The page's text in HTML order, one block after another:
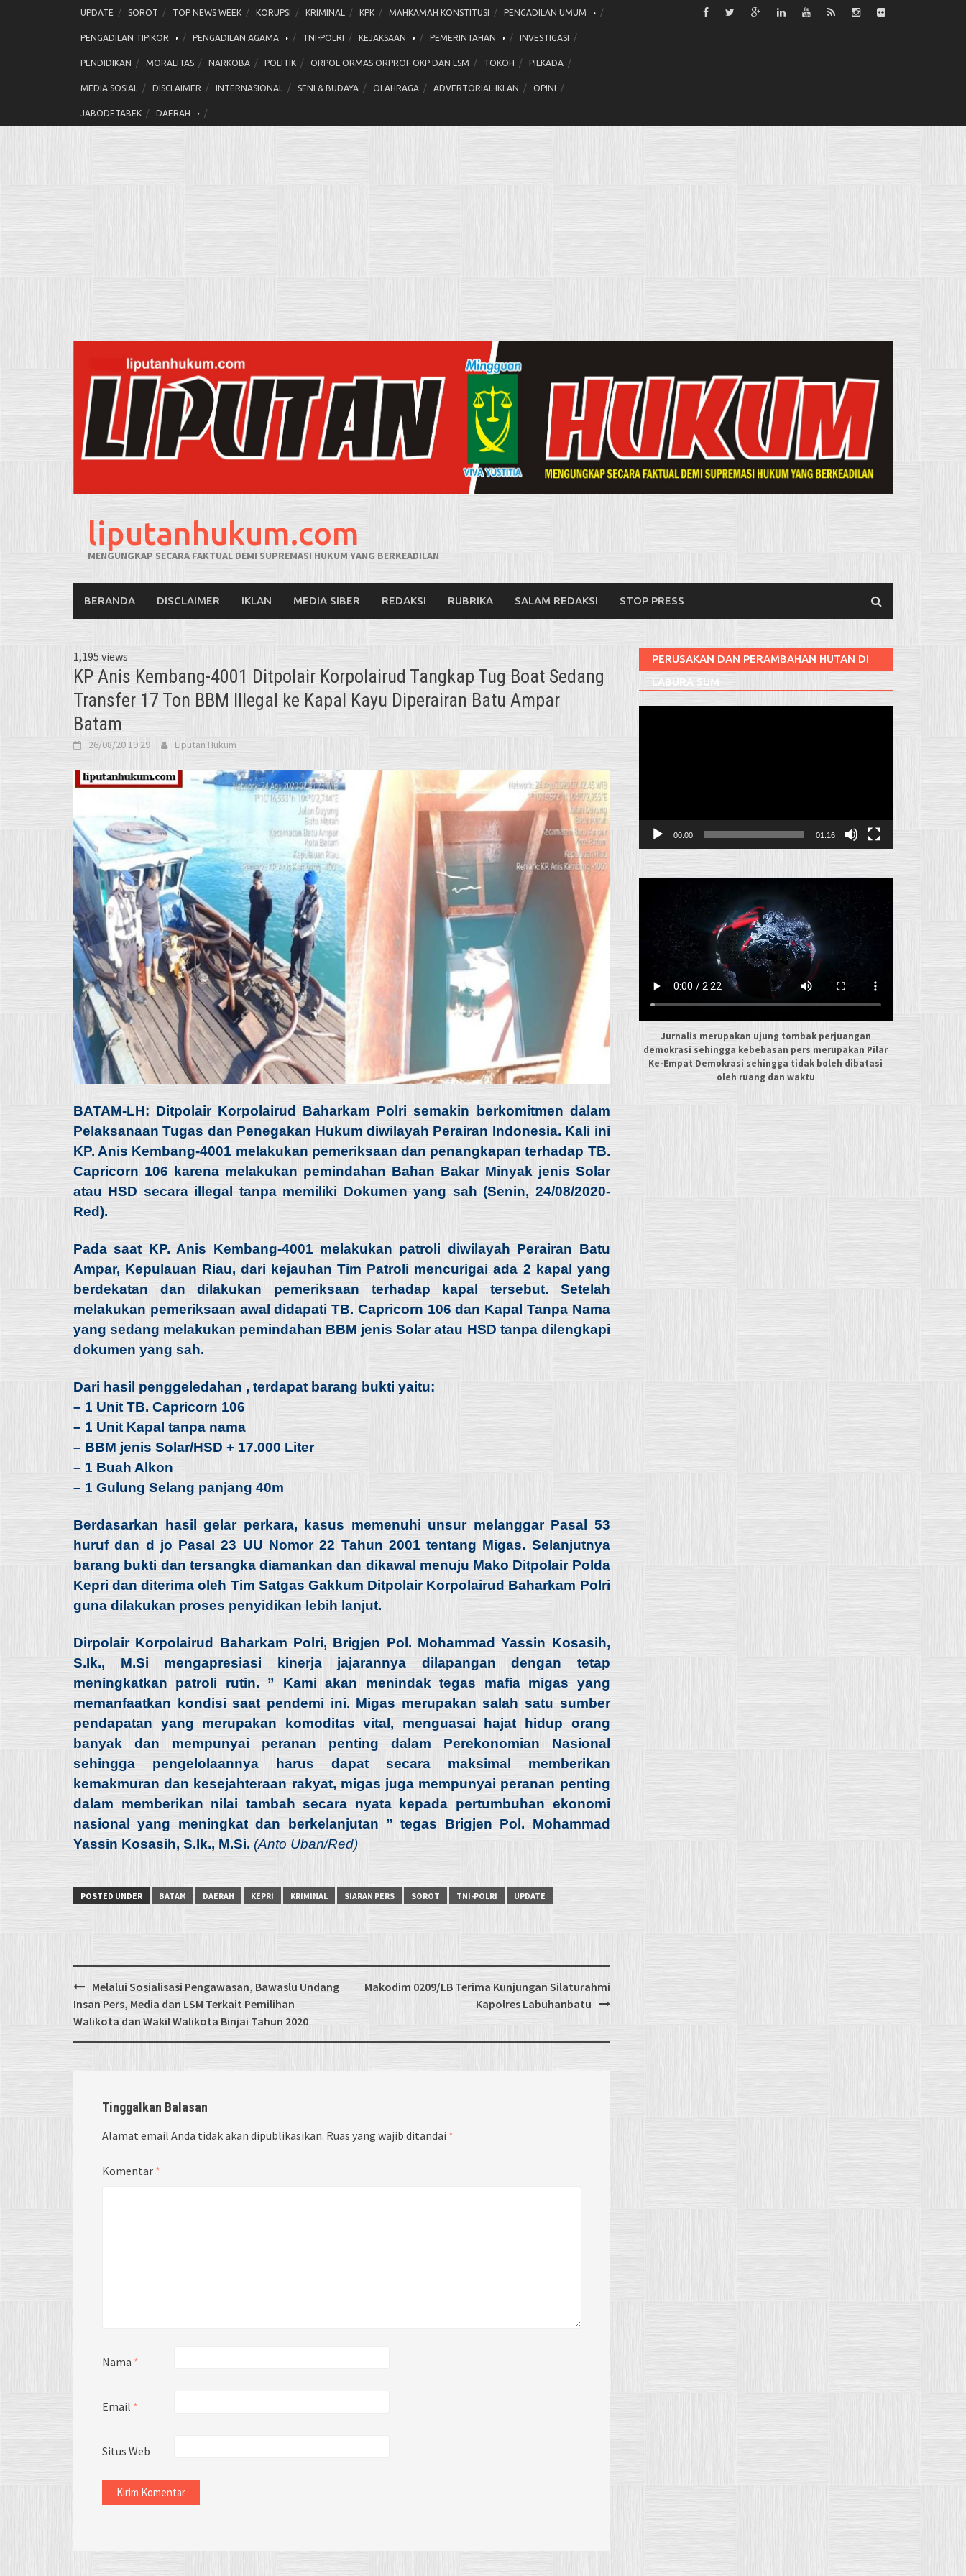
UPDATE SOROT TOP NEWS WEEK KORUPSI KRIMINAL KPK MAHKAMAH KONSTITUSI PENGADILAN UMUM
PENGADILAN TIPIKOR PENGADILAN AGAMA TNI-POLRI KEJAKSAAN PEMERINTAHAN INVESTIGASI
PENDIDIKAN MORALITAS NARKOBA POLITIK ORPOL ORMAS ORPROF OKP DAN LSM TOKOH PILKADA
MEDIA SOSIAL DISCLAIMER INTERNASIONAL SENI & BUDAYA OLAHRAGA ADVERTORIAL-IKLAN OPINI
JABODETABEK DAERAH
liputanhukum.com
MENGUNGKAP SECARA FAKTUAL DEMI SUPREMASI HUKUM YANG BERKEADILAN
BERANDA DISCLAIMER IKLAN MEDIA SIBER REDAKSI RUBRIKA SALAM REDAKSI STOP PRESS
1,195 views
KP Anis Kembang-4001 Ditpolair Korpolairud Tangkap Tug Boat Sedang
Transfer 17 Ton BBM Illegal ke Kapal Kayu Diperairan Batu Ampar
Batam
26/08/20 19:29 Liputan Hukum
BATAM-LH: Ditpolair Korpolairud Baharkam Polri semakin berkomitmen dalam
Pelaksanaan Tugas dan Penegakan Hukum diwilayah Perairan Indonesia. Kali ini
KP. Anis Kembang-4001 melakukan pemeriksaan dan penangkapan terhadap TB.
Capricorn 106 karena melakukan pemindahan Bahan Bakar Minyak jenis Solar
atau HSD secara illegal tanpa memiliki Dokumen yang sah (Senin, 24/08/2020-
Red).
Pada saat KP. Anis Kembang-4001 melakukan patroli diwilayah Perairan Batu
Ampar, Kepulauan Riau, dari kejauhan Tim Patroli mencurigai ada 2 kapal yang
berdekatan dan dilakukan pemeriksaan terhadap kapal tersebut. Setelah
melakukan pemeriksaan awal didapati TB. Capricorn 106 dan Kapal Tanpa Nama
yang sedang melakukan pemindahan BBM jenis Solar atau HSD tanpa dilengkapi
dokumen yang sah.
Dari hasil penggeledahan , terdapat barang bukti yaitu:
– 1 Unit TB. Capricorn 106
– 1 Unit Kapal tanpa nama
– BBM jenis Solar/HSD + 17.000 Liter
– 1 Buah Alkon
– 1 Gulung Selang panjang 40m
Berdasarkan hasil gelar perkara, kasus memenuhi unsur melanggar Pasal 53
huruf dan d jo Pasal 23 UU Nomor 22 Tahun 2001 tentang Migas. Selanjutnya
barang bukti dan tersangka diamankan dan dikawal menuju Mako Ditpolair Polda
Kepri dan diterima oleh Tim Satgas Gakkum Ditpolair Korpolairud Baharkam Polri
guna dilakukan proses penyidikan lebih lanjut.
Dirpolair Korpolairud Baharkam Polri, Brigjen Pol. Mohammad Yassin Kosasih,
S.Ik., M.Si mengapresiasi kinerja jajarannya dilapangan dengan tetap
meningkatkan patroli rutin. ” Kami akan menindak tegas mafia migas yang
memanfaatkan kondisi saat pendemi ini. Migas merupakan salah satu sumber
pendapatan yang merupakan komoditas vital, menguasai hajat hidup orang
banyak dan mempunyai peranan penting dalam Perekonomian Nasional
sehingga pengelolaannya harus dapat secara maksimal memberikan
kemakmuran dan kesejahteraan rakyat, migas juga mempunyai peranan penting
dalam memberikan nilai tambah secara nyata kepada pertumbuhan ekonomi
nasional yang meningkat dan berkelanjutan ” tegas Brigjen Pol. Mohammad
Yassin Kosasih, S.Ik., M.Si. (Anto Uban/Red)
POSTED UNDER BATAM DAERAH KEPRI KRIMINAL SIARAN PERS SOROT TNI-POLRI UPDATE
Post
navigation
Melalui Sosialisasi Pengawasan, Bawaslu Undang
Insan Pers, Media dan LSM Terkait Pemilihan
Walikota dan Wakil Walikota Binjai Tahun 2020
Makodim 0209/LB Terima Kunjungan Silaturahmi
Kapolres Labuhanbatu
Tinggalkan Balasan
Alamat email Anda tidak akan dipublikasikan. Ruas yang wajib ditandai *
Komentar *
Nama *
Email *
Situs Web
PERUSAKAN DAN PERAMBAHAN HUTAN DI
LABURA SUM
00:00 01:16
Jurnalis merupakan ujung tombak perjuangan
demokrasi sehingga kebebasan pers merupakan Pilar
Ke-Empat Demokrasi sehingga tidak boleh dibatasi
oleh ruang dan waktu